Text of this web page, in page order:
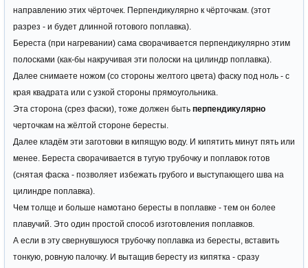
направлению этих чёрточек. Перпендикулярно к чёрточкам. (этот
разрез - и будет длинной готового поплавка).
Береста (при нагревании) сама сворачивается перпендикулярно этим
полосками (как-бы накручивая эти полоски на цилиндр поплавка).
Далее снимаете ножом (со стороны желтого цвета) фаску под ноль - с
края квадрата или с узкой стороны прямоугольника.
Эта сторона (срез фаски), тоже должен быть перпендикулярно
черточкам на жёлтой стороне бересты.
Далее кладём эти заготовки в кипящую воду. И кипятить минут пять или
менее. Береста сворачивается в тугую трубочку и поплавок готов
(снятая фаска - позволяет избежать грубого и выступающего шва на
цилиндре поплавка).
Чем толще и больше намотано бересты в поплавке - тем он более
плавучий. Это один простой способ изготовления поплавков.
А если в эту свернувшуюся трубочку поплавка из бересты, вставить
тонкую, ровную палочку. И вытащив бересту из кипятка - сразу